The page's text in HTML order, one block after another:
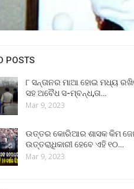
POSTS
୮ ସନ୍ତାନର ମାଆ ହୋଇ ମଧ୍ୟ
ସହ ଅବୈଧ ସ-ମ୍ବନ୍ଧ,ତା…
Mar 9, 2023
ଉତ୍ତର କୋରିଆର ଶାସକ କିମ
ଉତ୍ତରାଧିକାରୀ ହେବେ ଏହି ୧୦…
Mar 9, 2023